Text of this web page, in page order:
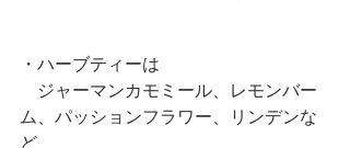
・ハーブティーは
ジャーマンカモミール、レモンバー
ム、パッションフラワー、リンデンな